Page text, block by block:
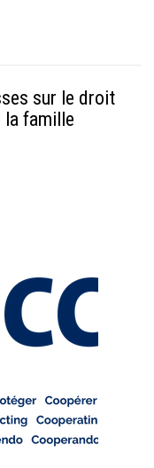
sur le droit
la famille